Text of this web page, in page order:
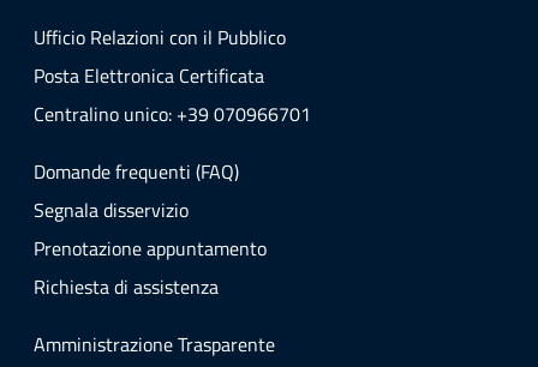
Ufficio Relazioni con il Pubblico
Posta Elettronica Certificata
Centralino unico: +39 070966701
Domande frequenti (FAQ)
Segnala disservizio
Prenotazione appuntamento
Richiesta di assistenza
Amministrazione Trasparente